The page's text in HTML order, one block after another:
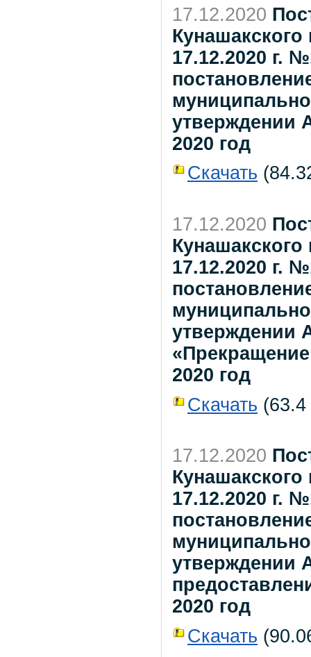
17.12.2020
17.12.2020 г.
утверждении
2020 год
Скачать
17.12.2020
17.12.2020 г.
утверждении
2020 год
Скачать
17.12.2020
17.12.2020 г.
утверждении
2020 год
Скачать